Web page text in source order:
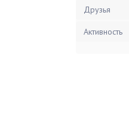
Друзья
Активность